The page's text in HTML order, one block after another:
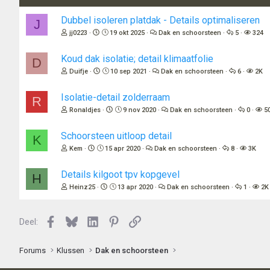
J Dubbel isoleren platdak - Details optimaliseren
jj0223 19 okt 2025 Dak en schoorsteen 5 324
D Koud dak isolatie; detail klimaatfolie
Duifje 10 sep 2021 Dak en schoorsteen 6 2K
R Isolatie-detail zolderraam
Ronaldjes 9 nov 2020 Dak en schoorsteen 0
K Schoorsteen uitloop detail
Kem 15 apr 2020 Dak en schoorsteen 8 3K
H Details kilgoot tpv kopgevel
Heinz25 13 apr 2020 Dak en schoorsteen 1 2K
Deel: Facebook
BlueskyLinkedInPinterest
Link
Forums Klussen Dak en schoorsteen